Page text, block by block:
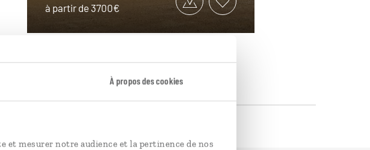
À propos des cookies
mesurer notre audience et la pertinence de nos
à partir de 3700€